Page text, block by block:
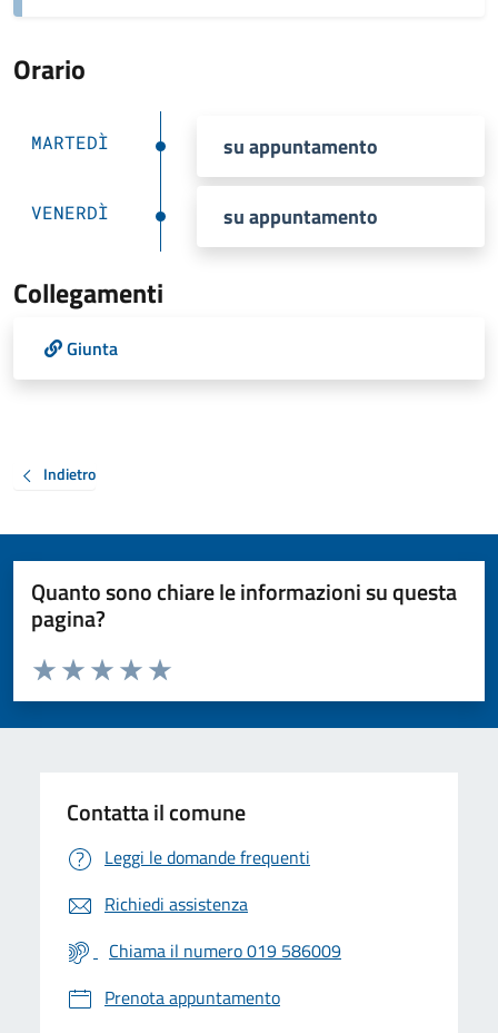
Orario
MARTEDÌ su appuntamento
VENERDÌ su appuntamento
Collegamenti
Giunta
Indietro
Quanto sono chiare le informazioni su questa
pagina?
Valuta da 1 a 5 stelle la pagina
Valuta 5 stelle su 5
Valuta 4 stelle su 5
Valuta 3 stelle su 5
Valuta 2 stelle su 5
Valuta 1 stelle su 5
Contatta il comune
Leggi le domande frequenti
Richiedi assistenza
Chiama il numero 019 586009
Prenota appuntamento